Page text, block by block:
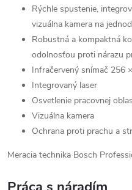
Rýchle spustenie,
vizuálna kamera na
Robustná a kompaktná
odolnosťou proti nárazu
Infračervený snímač 256
Integrovaný laser
Osvetlenie pracovnej
Vizuálna kamera
Ochrana proti prachu a
Meracia technika Bosch